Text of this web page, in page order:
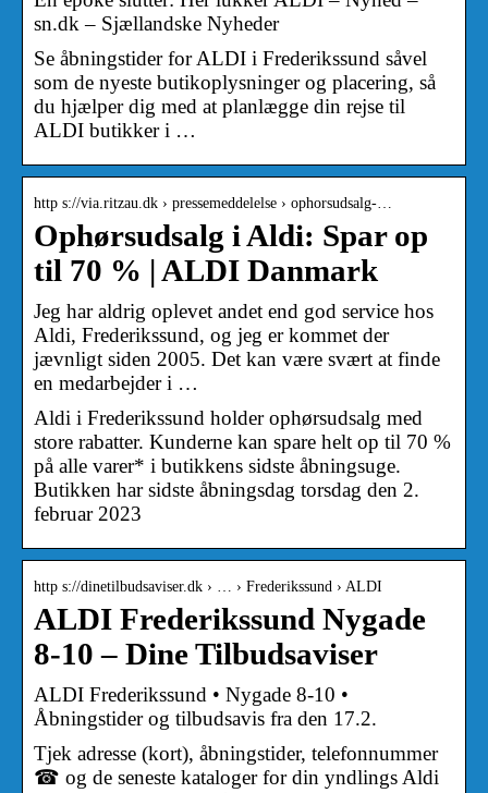
sn.dk – Sjællandske Nyheder
Se åbningstider for ALDI i Frederikssund såvel
som de nyeste butikoplysninger og placering, så
du hjælper dig med at planlægge din rejse til
ALDI butikker i …
http s://via.ritzau.dk › pressemeddelelse › ophorsudsalg-…
Ophørsudsalg i Aldi: Spar op
til 70 % | ALDI Danmark
Jeg har aldrig oplevet andet end god service hos
Aldi, Frederikssund, og jeg er kommet der
jævnligt siden 2005. Det kan være svært at finde
en medarbejder i …
Aldi i Frederikssund holder ophørsudsalg med
store rabatter. Kunderne kan spare helt op til 70 %
på alle varer* i butikkens sidste åbningsuge.
Butikken har sidste åbningsdag torsdag den 2.
februar 2023
http s://dinetilbudsaviser.dk › … › Frederikssund › ALDI
ALDI Frederikssund Nygade
8-10 – Dine Tilbudsaviser
ALDI Frederikssund • Nygade 8-10 •
Åbningstider og tilbudsavis fra den 17.2.
Tjek adresse (kort), åbningstider, telefonnummer
☎ og de seneste kataloger for din yndlings Aldi